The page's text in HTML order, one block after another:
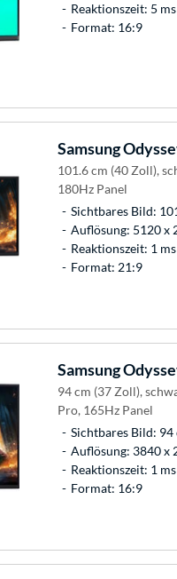
Reaktionszeit: 5
Format: 16:9
Samsung
101.6 cm (40 Zoll),
180Hz Panel
Sichtbares Bild:
Auflösung: 5120 x
Reaktionszeit: 1
Format: 21:9
Samsung
94 cm (37 Zoll),
Pro, 165Hz Panel
Sichtbares Bild:
Auflösung: 3840 x
Reaktionszeit: 1
Format: 16:9